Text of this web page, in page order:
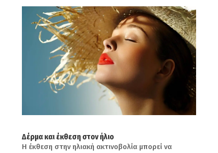
Δέρμα και έκθεση στον ήλιο
Η έκθεση στην ηλιακή ακτινοβολία μπορεί να